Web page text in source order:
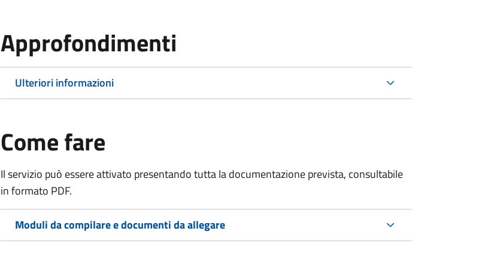
Approfondimenti
Ulteriori informazioni
Come fare
Il servizio può essere attivato presentando tutta la documentazione prevista, consultabile
in formato PDF.
Moduli da compilare e documenti da allegare